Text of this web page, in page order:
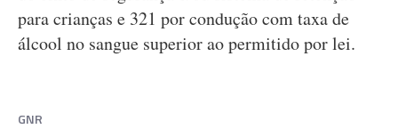
para crianças e 321 por condução com taxa de
álcool no sangue superior ao permitido por lei.
GNR